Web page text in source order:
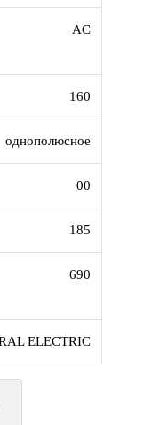
AC
160
однополюсное
00
185
690
ELECTRIC